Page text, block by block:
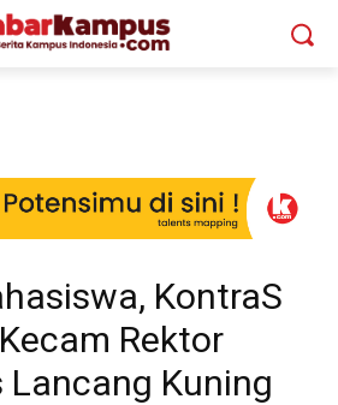
KontraS
Rektor
Lancang Kuning